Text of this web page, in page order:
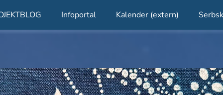
Infoportal Kalender (extern)